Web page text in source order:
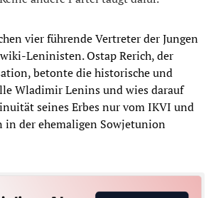
vier führende Vertreter der Jungen
Leninisten. Ostap Rerich, der
betonte die historische und
Wladimir Lenins und wies darauf
seines Erbes nur vom IKVI und
in der ehemaligen Sowjetunion